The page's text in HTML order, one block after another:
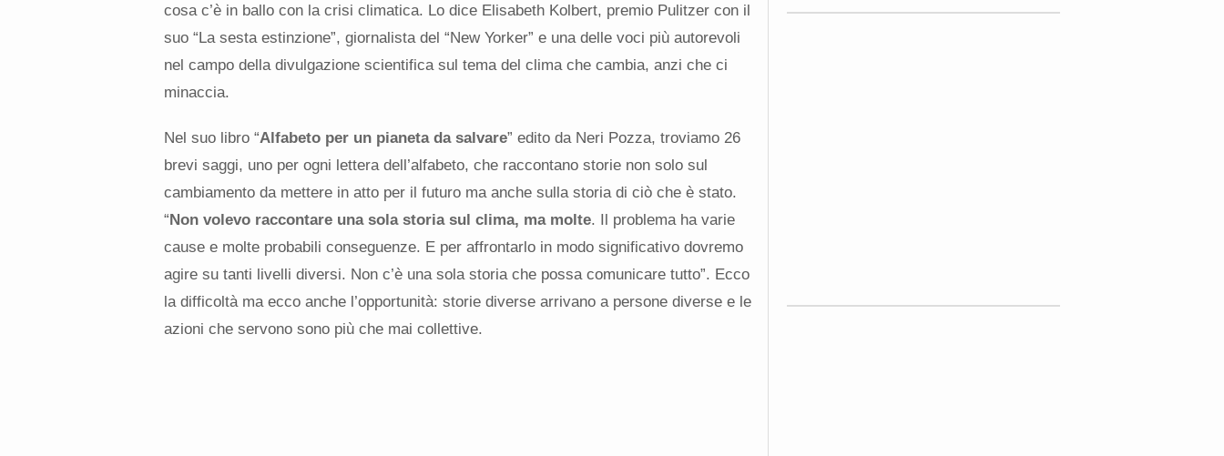
cosa c’è in ballo con la crisi climatica. Lo dice Elisabeth Kolbert, premio Pulitzer con il
suo “La sesta estinzione”, giornalista del “New Yorker” e una delle voci più autorevoli
nel campo della divulgazione scientifica sul tema del clima che cambia, anzi che ci
minaccia.
Nel suo libro “Alfabeto per un pianeta da salvare” edito da Neri Pozza, troviamo 26
brevi saggi, uno per ogni lettera dell’alfabeto, che raccontano storie non solo sul
cambiamento da mettere in atto per il futuro ma anche sulla storia di ciò che è stato.
“Non volevo raccontare una sola storia sul clima, ma molte. Il problema ha varie
cause e molte probabili conseguenze. E per affrontarlo in modo significativo dovremo
agire su tanti livelli diversi. Non c’è una sola storia che possa comunicare tutto”. Ecco
la difficoltà ma ecco anche l’opportunità: storie diverse arrivano a persone diverse e le
azioni che servono sono più che mai collettive.